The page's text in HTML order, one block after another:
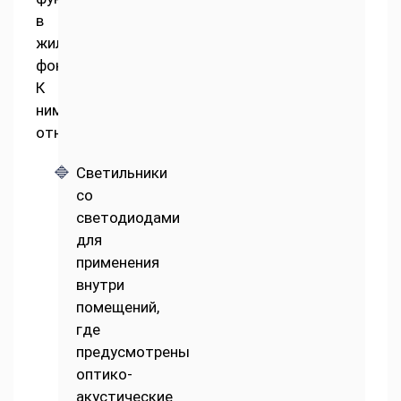
в
жилом
фонде.
К
ним
относятся:
Светильники
со
светодиодами
для
применения
внутри
помещений,
где
предусмотрены
оптико-
акустические